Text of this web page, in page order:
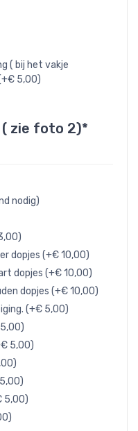
( bij het vakje
5,00)
zie foto 2)*
nodig)
dopjes (+€ 10,00)
dopjes (+€ 10,00)
dopjes (+€ 10,00)
(+€ 5,00)
5,00)
5,00)